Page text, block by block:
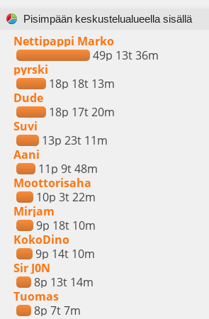
Pisimpään keskustelualueella sisällä
Nettipappi Marko
49p 13t 36m
pyrski
18p 18t 13m
Dude
18p 17t 20m
Suvi
13p 23t 11m
Aani
11p 9t 48m
Moottorisaha
10p 3t 22m
Mirjam
9p 18t 10m
KokoDino
9p 14t 10m
Sir J0N
8p 13t 14m
Tuomas
8p 7t 7m